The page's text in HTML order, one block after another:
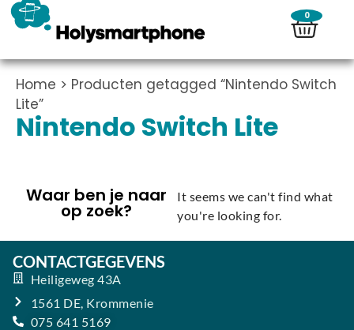
0
Home > Producten getagged “Nintendo Switch
Lite”
Nintendo Switch Lite
Waar ben je naar
op zoek?
It seems we can't find what
you're looking for.
CONTACTGEGEVENS
Heiligeweg 43A
1561 DE, Krommenie
075 641 5169